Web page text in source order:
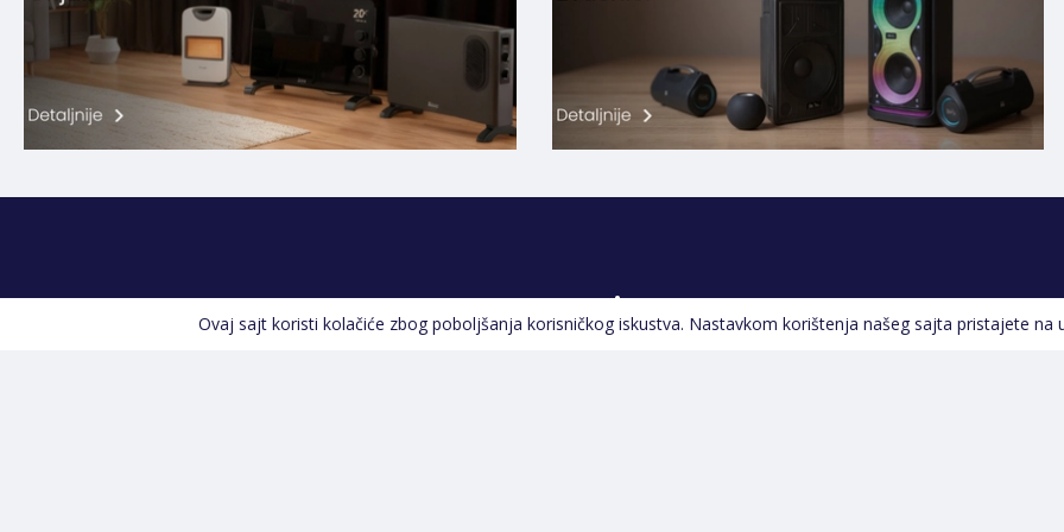
Pratite nas
Ovaj sajt koristi kolačiće zbog poboljšanja korisničkog iskustva. Nastavkom korištenja našeg sajta pristajete na